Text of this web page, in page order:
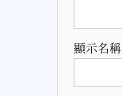
顯示名稱